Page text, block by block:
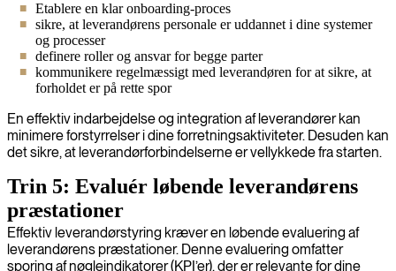
Etablere en klar onboarding-proces
sikre, at leverandørens personale er uddannet i dine systemer
og processer
definere roller og ansvar for begge parter
kommunikere regelmæssigt med leverandøren for at sikre, at
forholdet er på rette spor
En effektiv indarbejdelse og integration af leverandører kan
minimere forstyrrelser i dine forretningsaktiviteter. Desuden kan
det sikre, at leverandørforbindelserne er vellykkede fra starten.
Trin 5: Evaluér løbende leverandørens
præstationer
Effektiv leverandørstyring kræver en løbende evaluering af
leverandørens præstationer. Denne evaluering omfatter
sporing af nøgleindikatorer (KPI’er), der er relevante for dine